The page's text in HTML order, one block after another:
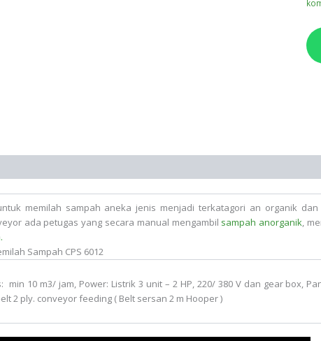
memilah sampah aneka jenis menjadi terkatagori an organik dan
ada petugas yang secara manual mengambil sampah anorganik,
Sampah CPS 6012
min 10 m3/ jam, Power: Listrik 3 unit – 2 HP, 220/ 380 V dan gear box,
2 ply. conveyor feeding ( Belt sersan 2 m Hooper)